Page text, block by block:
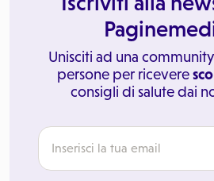
Unisciti ad una
persone per ricevere
consigli di salute dai